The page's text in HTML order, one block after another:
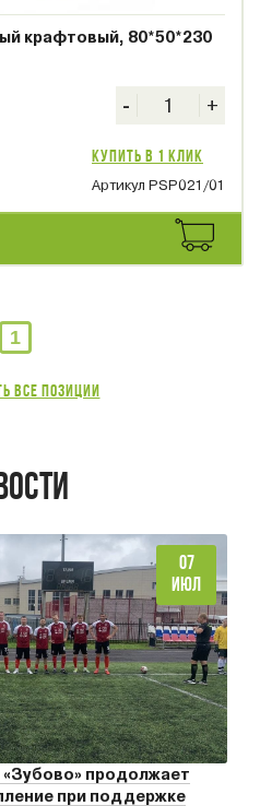
крафтовый, 80*50*230
- +
Купить в 1 клик
Артикул PSP021/01
1
все позиции
07
ИЮЛ
продолжает
при поддержке